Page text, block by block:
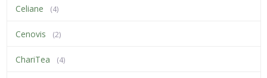
Celiane (4)
Cenovis (2)
ChariTea (4)